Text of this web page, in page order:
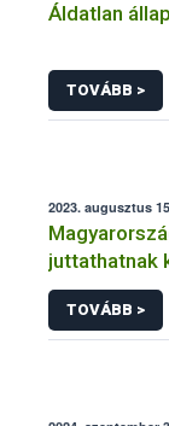
Áldatlan
TOVÁBB >
2023. augusztus
juttathatnak
TOVÁBB >